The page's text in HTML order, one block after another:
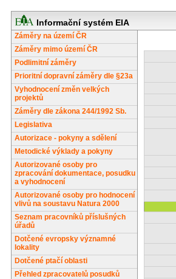
Informační systém EIA
Záměry na území ČR
Záměry mimo území ČR
Podlimitní záměry
Prioritní dopravní záměry dle §23a
Vyhodnocení změn velkých
projektů
Záměry dle zákona 244/1992 Sb.
Legislativa
Autorizace - pokyny a sdělení
Metodické výklady a pokyny
Autorizované osoby pro
zpracování dokumentace, posudku
a vyhodnocení
Autorizované osoby pro hodnocení
vlivů na soustavu Natura 2000
Seznam pracovníků příslušných
úřadů
Dotčené evropsky významné
lokality
Dotčené ptačí oblasti
Přehled zpracovatelů posudků